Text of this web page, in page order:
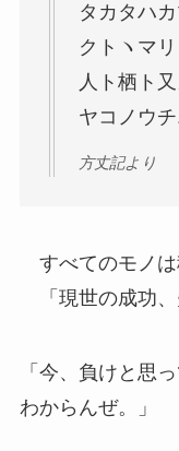
タカタハ
クトヽマ
人ト栖ト
ヤコノウチ
方丈記より
すべてのモノは
「現世の成功、
「今、負けと思
わからんぜ。」